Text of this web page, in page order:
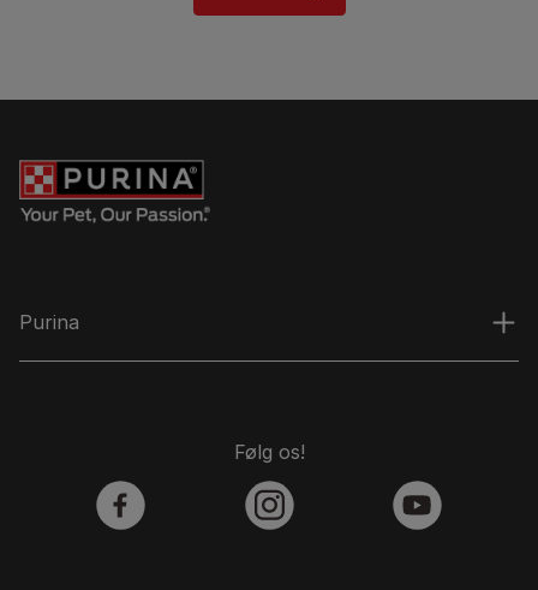
Purina
Følg os!
facebook instagram youtube